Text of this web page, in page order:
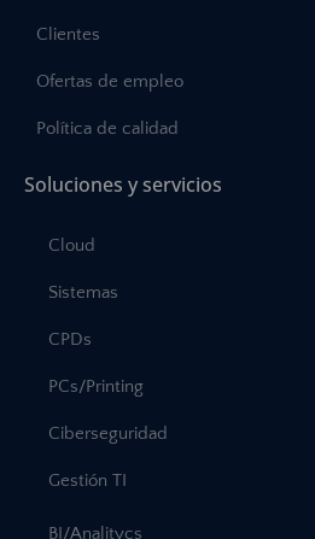
Clientes
Ofertas de empleo
Política de calidad
Soluciones y servicios
Cloud
Sistemas
CPDs
PCs/Printing
Ciberseguridad
Gestión TI
BI/Analitycs